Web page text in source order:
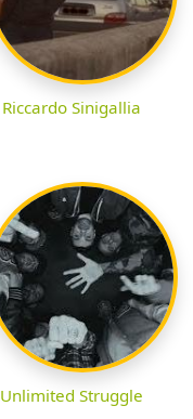
Riccardo Sinigallia
Unlimited Struggle